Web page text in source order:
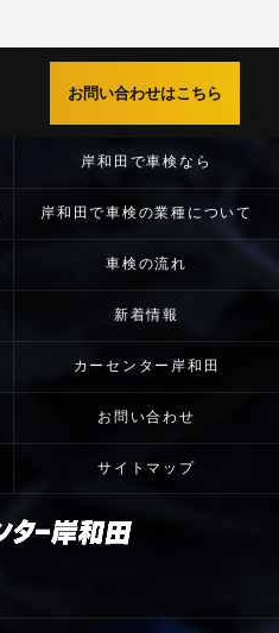
お問い合わせはこちら
岸和田で車検なら
岸和田で車検の業種について
車検の流れ
新着情報
カーセンター岸和田
お問い合わせ
サイトマップ